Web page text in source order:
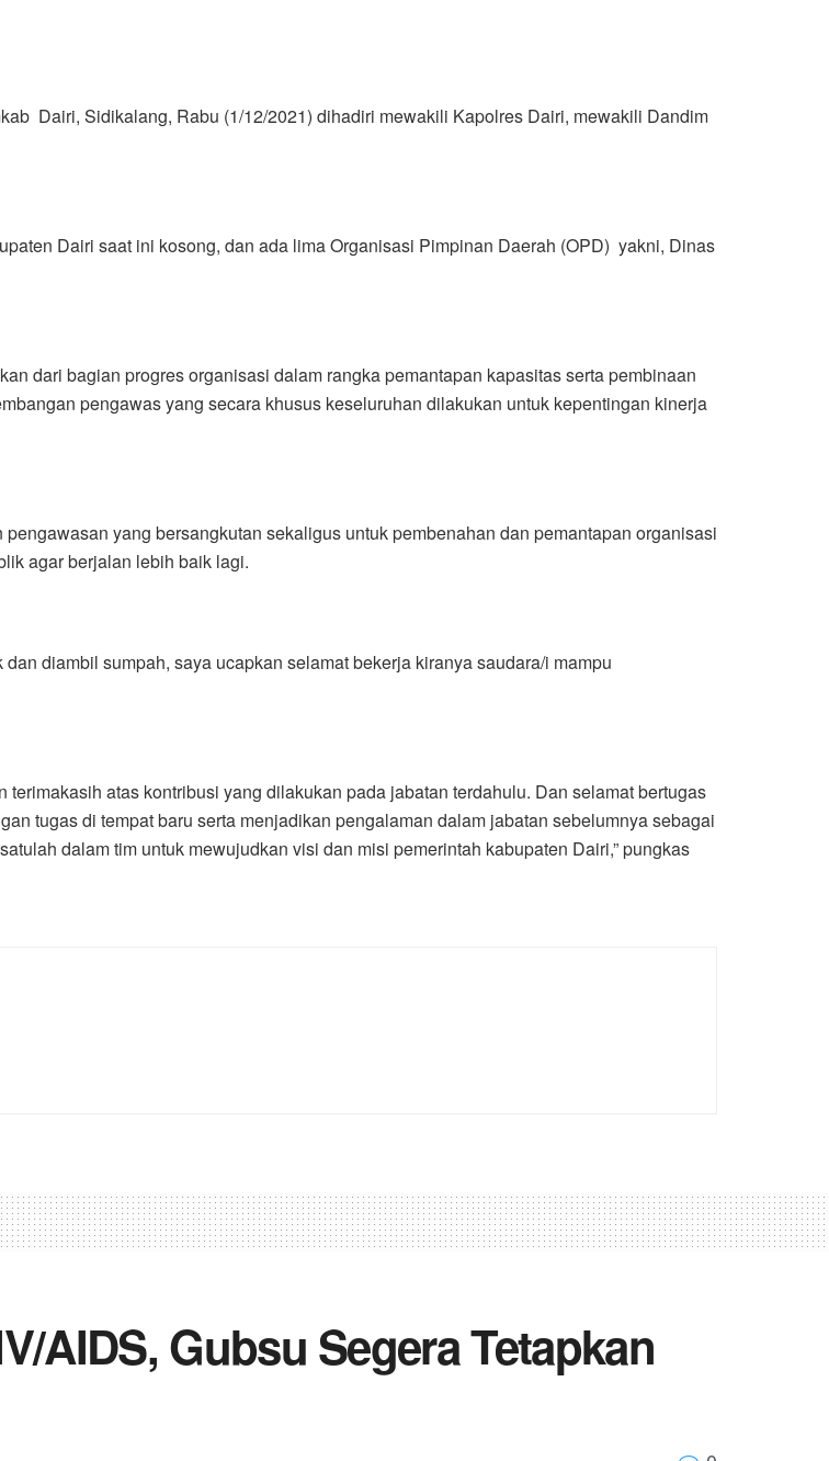
Dairi, Sidikalang, Rabu (1/12/2021) dihadiri mewakili Kapolres Dairi, mewakili Dandim
Dairi saat ini kosong, dan ada lima Organisasi Pimpinan Daerah (OPD) yakni, Dinas
dari bagian progres organisasi dalam rangka pemantapan kapasitas serta pembinaan
pengawas yang secara khusus keseluruhan dilakukan untuk kepentingan kinerja
yang bersangkutan sekaligus untuk pembenahan dan pemantapan organisasi
agar berjalan lebih baik lagi.
diambil sumpah, saya ucapkan selamat bekerja kiranya saudara/i mampu
atas kontribusi yang dilakukan pada jabatan terdahulu. Dan selamat bertugas
tugas di tempat baru serta menjadikan pengalaman dalam jabatan sebelumnya sebagai
dalam tim untuk mewujudkan visi dan misi pemerintah kabupaten Dairi,” pungkas
AIDS, Gubsu Segera Tetapkan